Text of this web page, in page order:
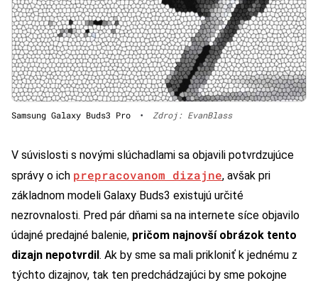
Samsung Galaxy Buds3 Pro • Zdroj: EvanBlass
V súvislosti s novými slúchadlami sa objavili potvrdzujúce
správy o ich prepracovanom dizajne, avšak pri
základnom modeli Galaxy Buds3 existujú určité
nezrovnalosti. Pred pár dňami sa na internete síce objavilo
údajné predajné balenie, pričom najnovší obrázok tento
dizajn nepotvrdil . Ak by sme sa mali prikloniť k jednému z
týchto dizajnov, tak ten predchádzajúci by sme pokojne